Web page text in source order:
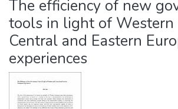
The efficiency of new
tools in light of Western
Central and Eastern
experiences